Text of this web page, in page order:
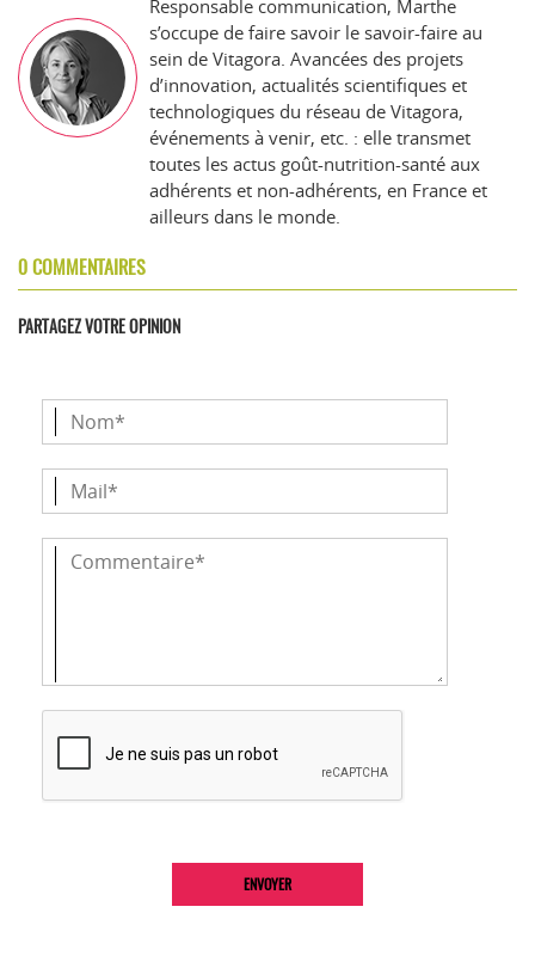
Responsable communication, Marthe
s’occupe de faire savoir le savoir-faire au
sein de Vitagora. Avancées des projets
d’innovation, actualités scientifiques et
technologiques du réseau de Vitagora,
événements à venir, etc. : elle transmet
toutes les actus goût-nutrition-santé aux
adhérents et non-adhérents, en France et
ailleurs dans le monde.
0 COMMENTAIRES
PARTAGEZ VOTRE OPINION